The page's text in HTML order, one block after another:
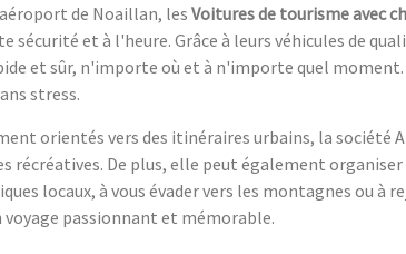
de Noaillan, les Voitures de tourisme avec
sécurité et à l'heure. Grâce à leurs véhicules de
et sûr, n'importe où et à n'importe quel
stress.
orientés vers des itinéraires urbains, la société
récréatives. De plus, elle peut également
locaux, à vous évader vers les montagnes ou à
voyage passionnant et mémorable.